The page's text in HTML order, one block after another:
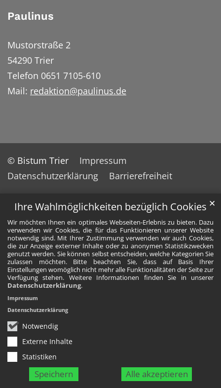
Ihre Wahlmöglichkeiten bezüglich Cookies
Wir möchten Ihnen ein optimales Webseiten-Erlebnis zu bieten. Dazu
verwenden wir Cookies, die für das Funktionieren unserer Website
notwendig sind. Mit Ihrer Zustimmung verwenden wir auch Cookies,
die zur Anzeige externer Inhalte oder zu anonymen Statistikzwecken
genutzt werden. Sie können selbst entscheiden, welche Kategorien Sie
zulassen möchten. Bitte beachten Sie, dass auf Basis Ihrer
Einstellungen womöglich nicht mehr alle Funktionalitäten der Seite zur
Verfügung stehen. Weitere Informationen finden Sie in unserer
Datenschutzerklärung.
Notwendig
Externe Inhalte
Statistiken
Speichern Alle akzeptieren
✕
Impressum
Datenschutzerklärung
Paulinus
Mustorstraße 2
54290 Trier
Telefon 0651 7105-610
Mail: redaktion@paulinus.de
© Bistum Trier
Impressum
Datenschutzerklärung
Barrierefreiheit